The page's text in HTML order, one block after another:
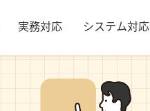
実務対応 システム対応